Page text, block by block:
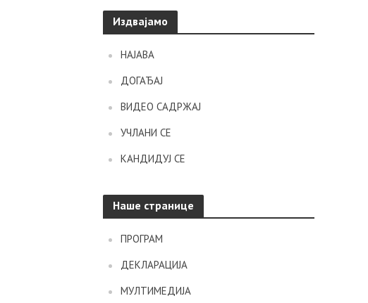
Издвајамо
НАЈАВА
ДОГАЂАЈ
ВИДЕО САДРЖАЈ
УЧЛАНИ СЕ
КАНДИДУЈ СЕ
Наше странице
ПРОГРАМ
ДЕКЛАРАЦИЈА
МУЛТИМЕДИЈА